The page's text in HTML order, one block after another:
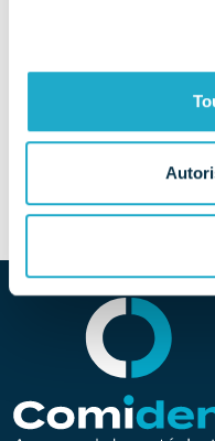
04 78 64 04 66
SITE